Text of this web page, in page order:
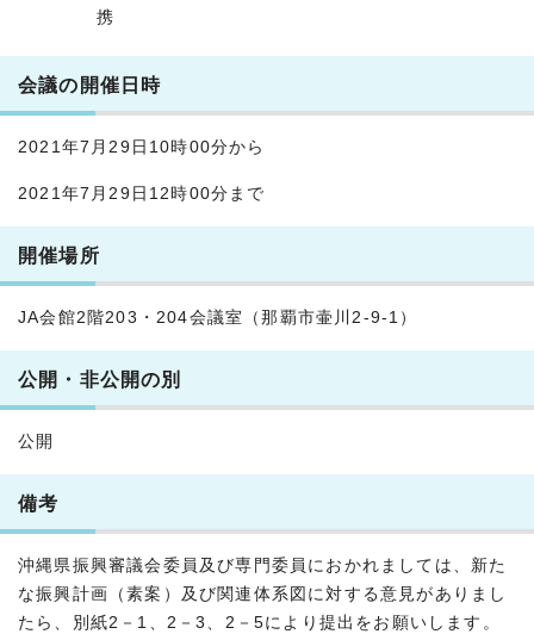
携
会議の開催日時
2021年7月29日10時00分から
2021年7月29日12時00分まで
開催場所
JA会館2階203・204会議室（那覇市壷川2-9-1）
公開・非公開の別
公開
備考
沖縄県振興審議会委員及び専門委員におかれましては、新た
な振興計画（素案）及び関連体系図に対する意見がありまし
たら、別紙2－1、2－3、2－5により提出をお願いします。